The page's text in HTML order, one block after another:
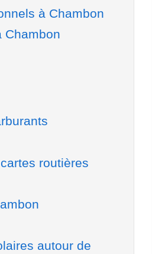
à Chambon
Chambon
routières
autour de